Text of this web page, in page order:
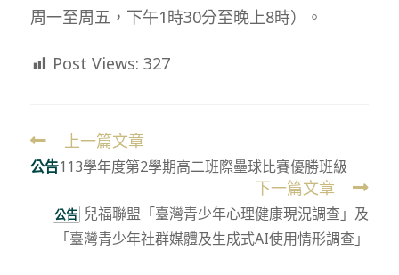
周一至周五，下午1時30分至晚上8時）。
Post Views: 327
Read
more
上一篇文章
公告113學年度第2學期高二班際壘球比賽優勝班級
下一篇文章
公告 兒福聯盟「臺灣青少年心理健康現況調查」及
「臺灣青少年社群媒體及生成式AI使用情形調查」